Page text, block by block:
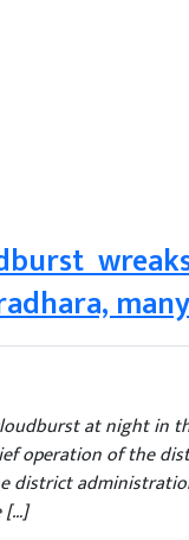
at night in
operation of the
district
[…]